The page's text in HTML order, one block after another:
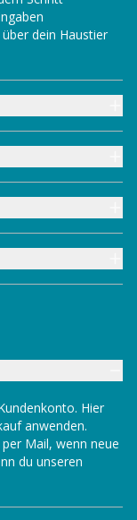
dein Haustier
Hier
anwenden.
Mail, wenn neue
du unseren